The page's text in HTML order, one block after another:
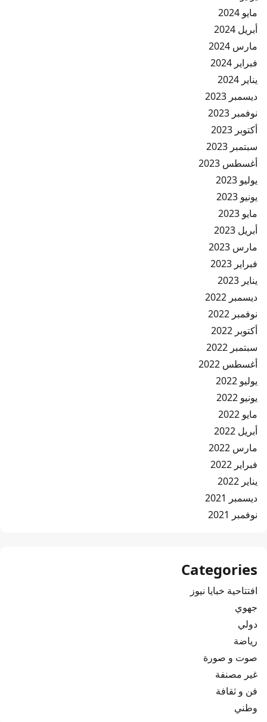
مايو 2024
أبريل 2024
مارس 2024
فبراير 2024
يناير 2024
ديسمبر 2023
نوفمبر 2023
أكتوبر 2023
سبتمبر 2023
أغسطس 2023
يوليو 2023
يونيو 2023
مايو 2023
أبريل 2023
مارس 2023
فبراير 2023
يناير 2023
ديسمبر 2022
نوفمبر 2022
أكتوبر 2022
سبتمبر 2022
أغسطس 2022
يوليو 2022
يونيو 2022
مايو 2022
أبريل 2022
مارس 2022
فبراير 2022
يناير 2022
ديسمبر 2021
نوفمبر 2021
Categories
افتتاحية خبايا نيوز
جهوي
دولي
رياضة
صوت و صورة
غير مصنفة
فن و ثقافة
وطني